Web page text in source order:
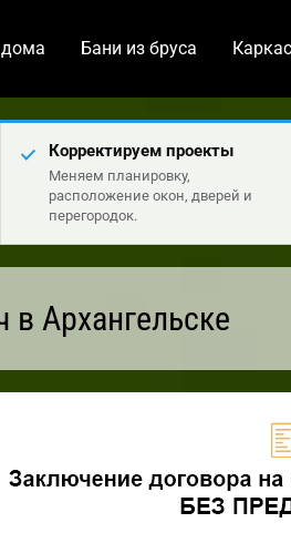
Бани из бруса
Корректируем проекты
Меняем планировку,
расположение окон, дверей и
перегородок.
Архангельске